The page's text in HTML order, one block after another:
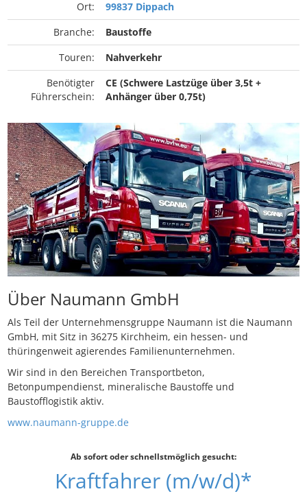
Ort:
99837 Dippach
Branche:
Baustoffe
Touren:
Nahverkehr
Benötigter
Führerschein:
CE (Schwere Lastzüge über 3,5t +
Anhänger über 0,75t)
Über Naumann GmbH
Als Teil der Unternehmensgruppe Naumann ist die Naumann
GmbH, mit Sitz in 36275 Kirchheim, ein hessen- und
thüringenweit agierendes Familienunternehmen.
Wir sind in den Bereichen Transportbeton,
Betonpumpendienst, mineralische Baustoffe und
Baustofflogistik aktiv.
www.naumann-gruppe.de
Ab sofort oder schnellstmöglich gesucht:
Kraftfahrer (m/w/d)*